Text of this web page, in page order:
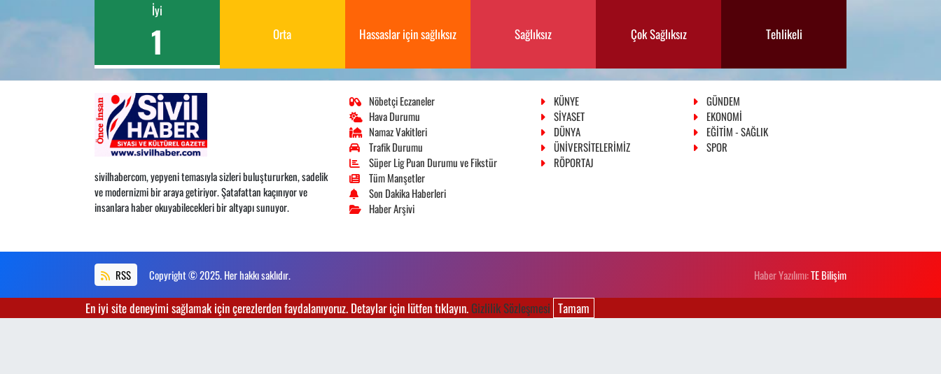
İyi
1 Orta Hassaslar için sağlıksız Sağlıksız Çok Sağlıksız Tehlikeli
sivilhabercom, yepyeni temasıyla sizleri buluştururken, sadelik
ve modernizmi bir araya getiriyor. Şatafattan kaçınıyor ve
insanlara haber okuyabilecekleri bir altyapı sunuyor.
Nöbetçi Eczaneler
Hava Durumu
Namaz Vakitleri
Trafik Durumu
Süper Lig Puan Durumu ve Fikstür
Tüm Manşetler
Son Dakika Haberleri
Haber Arşivi
KÜNYE
GÜNDEM
SİYASET
EKONOMİ
DÜNYA
EĞİTİM - SAĞLIK
ÜNİVERSİTELERİMİZ
SPOR
RÖPORTAJ
RSS Copyright © 2025. Her hakkı saklıdır. Haber Yazılımı:TE Bilişim
En iyi site deneyimi sağlamak için çerezlerden faydalanıyoruz. Detaylar için lütfen tıklayın.Gizlilik Sözleşmesi Tamam